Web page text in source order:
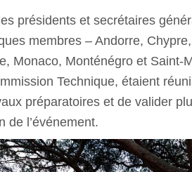
présidents et secrétaires
membres – Andorre,
Monaco, Monténégro et Saint-
Technique, étaient
préparatoires et de valider
de l’événement.